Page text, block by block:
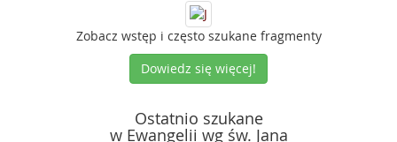
Zobacz wstęp i często szukane fragmenty
Dowiedz się więcej!
Ostatnio szukane
w Ewangelii wg św. Jana